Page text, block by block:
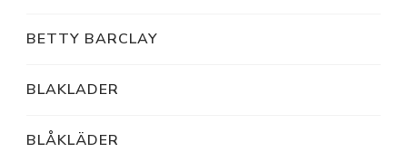
BETTY BARCLAY
BLAKLADER
BLÅKLÄDER